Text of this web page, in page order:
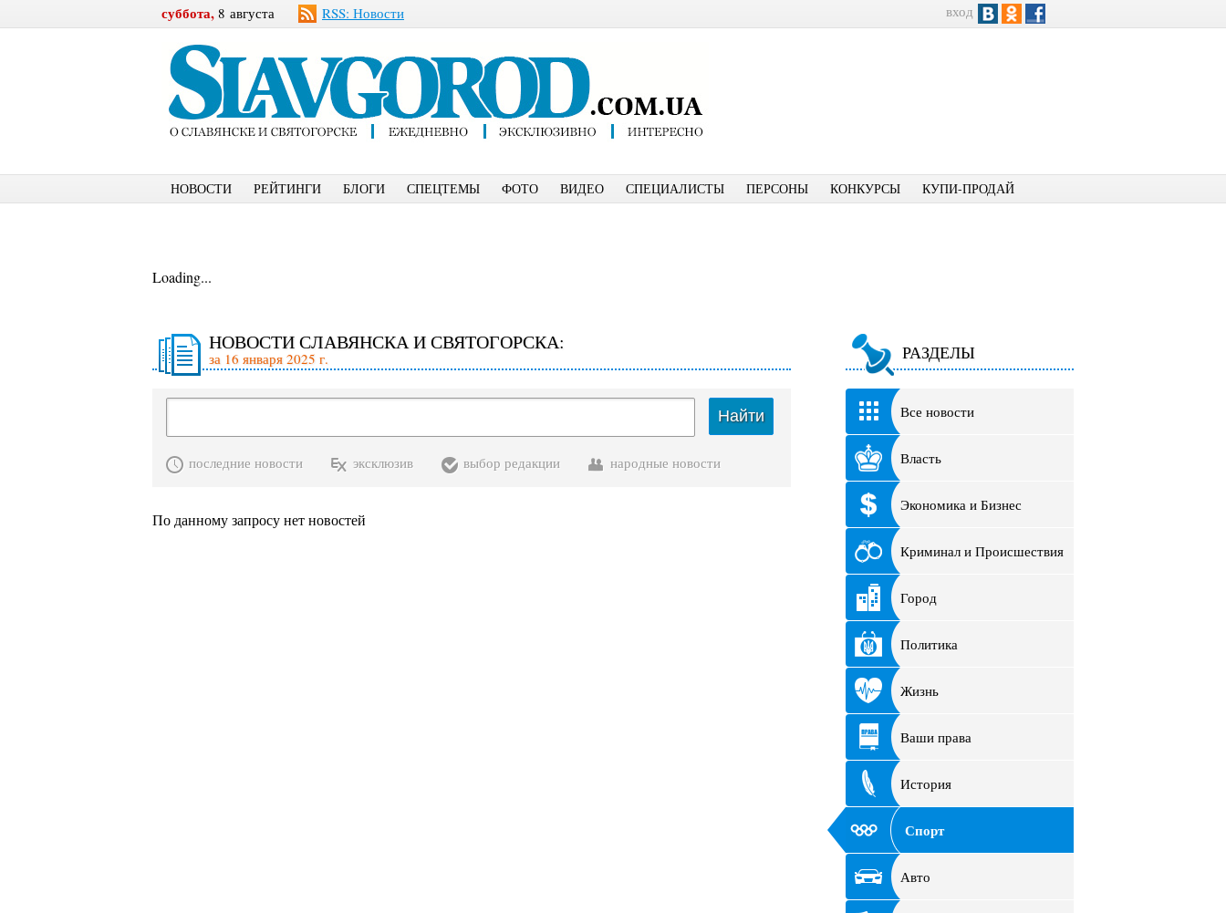
суббота, 8 августа RSS: Новости вход
НОВОСТИ РЕЙТИНГИ БЛОГИ СПЕЦТЕМЫ ФОТО ВИДЕО СПЕЦИАЛИСТЫ ПЕРСОНЫ КОНКУРСЫ КУПИ-ПРОДАЙ
Loading...
НОВОСТИ СЛАВЯНСКА И СВЯТОГОРСКА:
за 16 января 2025 г.
Найти
последние новости эксклюзив выбор редакции народные новости
По данному запросу нет новостей
РАЗДЕЛЫ
Все новости
Власть
Экономика и Бизнес
Криминал и Происшествия
Город
Политика
Жизнь
Ваши права
История
Спорт
Авто